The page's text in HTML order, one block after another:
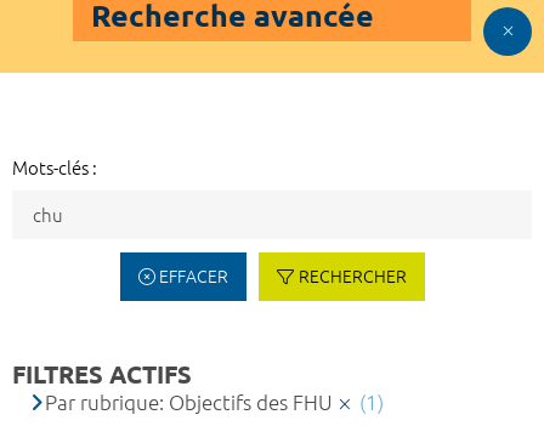
Recherche avancée
Mots-clés :
EFFACER RECHERCHER
FILTRES ACTIFS
Par rubrique: Objectifs des FHU (1)